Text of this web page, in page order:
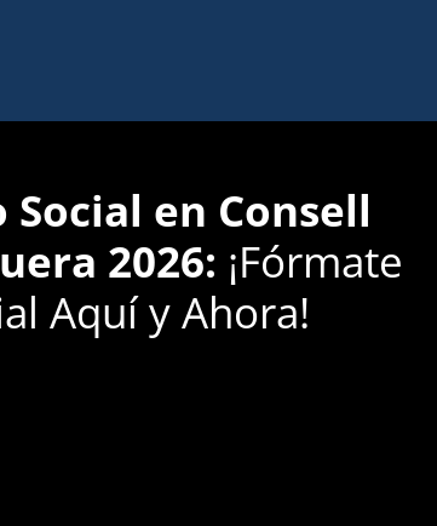
en Consell
2026: ¡Fórmate
Aquí y Ahora!